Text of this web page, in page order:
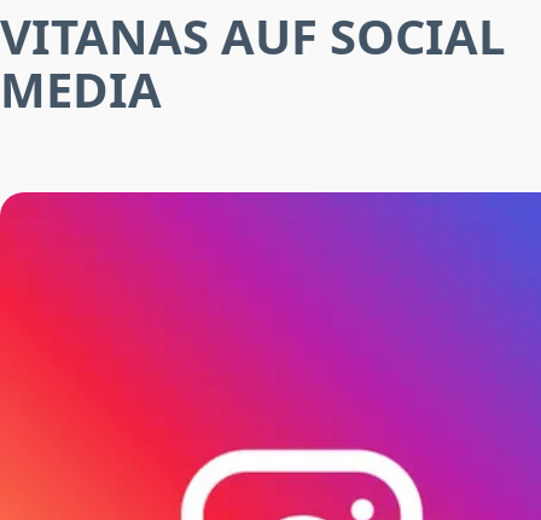
VITANAS AUF SOCIAL
MEDIA